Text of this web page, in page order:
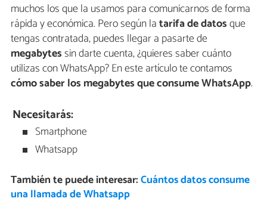
muchos los que la usamos para comunicarnos de forma
rápida y económica. Pero según latarifa de datosque
tengas contratada, puedes llegar a pasarte de
megabytessin darte cuenta, ¿quieres saber cuánto
utilizas con WhatsApp? En este artículo te contamos
cómo saber los megabytes que consume WhatsApp.
Necesitarás:
Smartphone
Whatsapp
También te puede interesar:Cuántos datos consume
una llamada de Whatsapp